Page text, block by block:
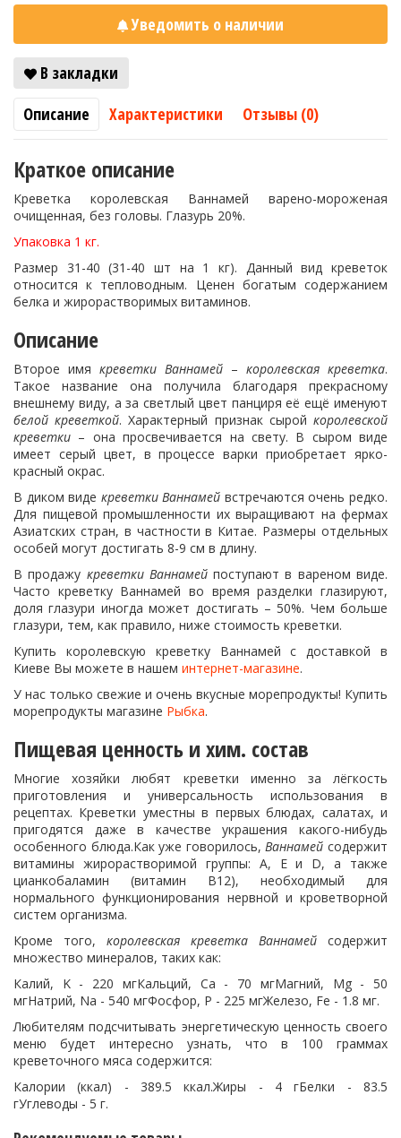
Уведомить о наличии
В закладки
Описание
Характеристики Отзывы (0)
Краткое описание
Креветка королевская Ваннамей варено-мороженая
очищенная, без головы. Глазурь 20%.
Упаковка 1 кг.
Размер 31-40 (31-40 шт на 1 кг). Данный вид креветок
относится к тепловодным. Ценен богатым содержанием
белка и жирорастворимых витаминов.
Описание
Второе имя креветки Ваннамей – королевская креветка.
Такое название она получила благодаря прекрасному
внешнему виду, а за светлый цвет панциря её ещё именуют
белой креветкой. Характерный признак сыройкоролевской
креветки – она просвечивается на свету. В сыром виде
имеет серый цвет, в процессе варки приобретает ярко-
красный окрас.
В диком виде креветки Ваннамей встречаются очень редко.
Для пищевой промышленности их выращивают на фермах
Азиатских стран, в частности в Китае. Размеры отдельных
особей могут достигать 8-9 см в длину.
В продажу креветки Ваннамейпоступают в вареном виде.
Часто креветку Ваннамей во время разделки глазируют,
доля глазури иногда может достигать – 50%. Чем больше
глазури, тем, как правило, ниже стоимость креветки.
Купить королевскую креветку Ваннамей с доставкой в
Киеве Вы можете в нашем интернет-магазине.
У нас только свежие и очень вкусные морепродукты! Купить
морепродукты магазине Рыбка.
Пищевая ценность и хим. состав
Многие хозяйки любят креветки именно за лёгкость
приготовления и универсальность использования в
рецептах. Креветки уместны в первых блюдах, салатах, и
пригодятся даже в качестве украшения какого-нибудь
особенного блюда.Как уже говорилось,Ваннамей содержит
витамины жирорастворимой группы: A, E и D, а также
цианкобаламин (витамин В12), необходимый для
нормального функционирования нервной и кроветворной
систем организма.
Кроме того, королевская креветка Ваннамей содержит
множество минералов, таких как:
Калий, K - 220 мгКальций, Ca - 70 мгМагний, Mg - 50
мгНатрий, Na - 540 мгФосфор, P - 225 мгЖелезо, Fe - 1.8 мг.
Любителям подсчитывать энергетическую ценность своего
меню будет интересно узнать, что в 100 граммах
креветочного мяса содержится:
Калории (ккал) - 389.5 ккал.Жиры - 4 гБелки - 83.5
гУглеводы - 5 г.